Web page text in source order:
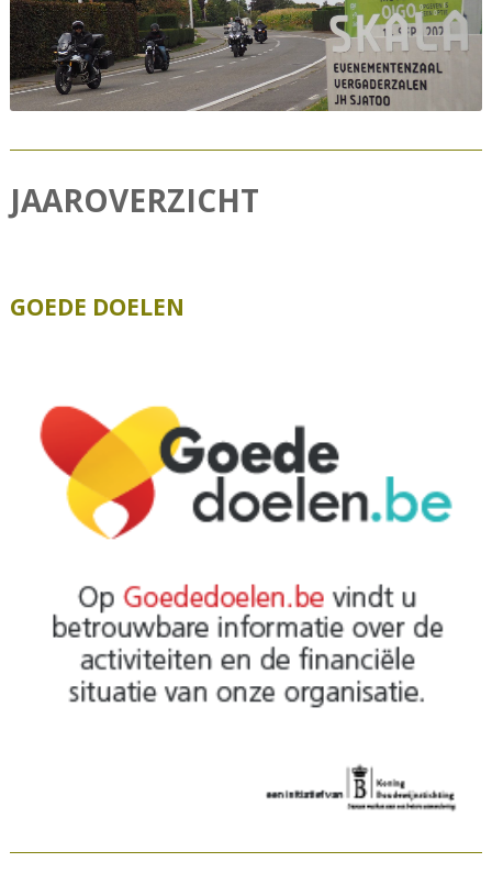
JAAROVERZICHT
GOEDE DOELEN